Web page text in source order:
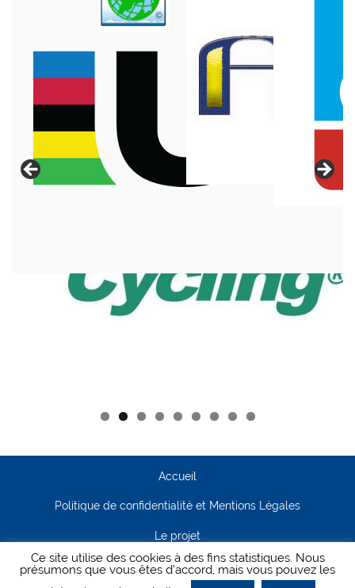
Accueil
Politique de confidentialité et Mentions Légales
Le projet
Contact
Ce site utilise des cookies à des fins statistiques. Nous
présumons que vous êtes d'accord, mais vous pouvez les